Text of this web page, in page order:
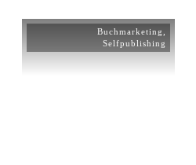
Buchmarketing
Selfpublishing